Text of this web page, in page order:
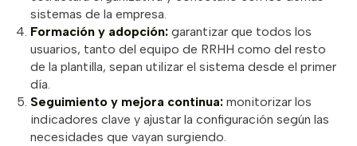
sistemas de la empresa.
Formación y adopción:garantizar que todos los
usuarios, tanto del equipo de RRHH como del resto
de la plantilla, sepan utilizar el sistema desde el primer
día.
Seguimiento y mejora continua:monitorizar los
indicadores clave y ajustar la configuración según las
necesidades que vayan surgiendo.